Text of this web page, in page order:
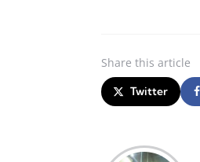
Share this article
Twitter